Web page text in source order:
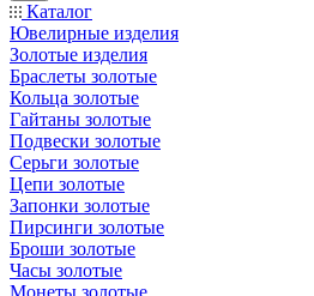
Каталог
Ювелирные изделия
Золотые изделия
Браслеты золотые
Кольца золотые
Гайтаны золотые
Подвески золотые
Серьги золотые
Цепи золотые
Запонки золотые
Пирсинги золотые
Броши золотые
Часы золотые
Монеты золотые